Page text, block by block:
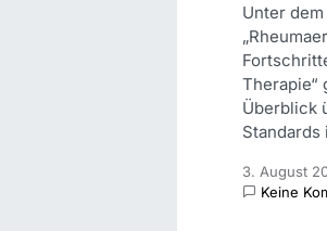
Unter
Therapie“
Überblick
Standards
3. August
Keine